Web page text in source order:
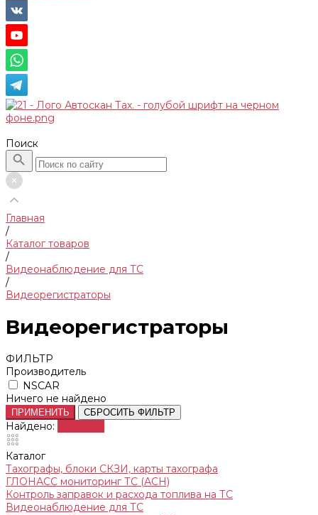
Поиск
Главная
/
Каталог товаров
/
Видеонаблюдение для ТС
/
Видеорегистраторы
Видеорегистраторы
ФИЛЬТР
Производитель
NSCAR
Ничего не найдено
ПРИМЕНИТЬ СБРОСИТЬ ФИЛЬТР
Найдено:
Каталог
Тахографы, блоки СКЗИ, карты тахографа
ГЛОНАСС мониторинг ТС (АСН)
Контроль заправок и расхода топлива на ТС
Видеонаблюдение для ТС